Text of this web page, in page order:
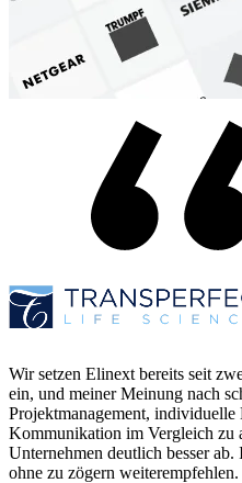
Wir setzen Elinext bereits seit
ein, und meiner Meinung nach
Projektmanagement, individuelle
Kommunikation im Vergleich zu
Unternehmen deutlich besser
ohne zu zögern weiterempfehlen.